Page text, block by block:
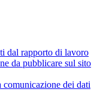
dal rapporto di lavoro
da pubblicare sul sito
comunicazione dei dati